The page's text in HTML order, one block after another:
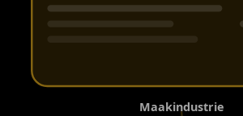
Maakindustrie